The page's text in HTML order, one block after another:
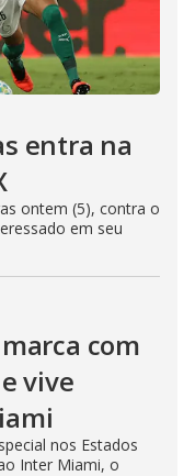
entra na
ontem (5), contra o
em seu
com
vive
nos Estados
Inter Miami, o